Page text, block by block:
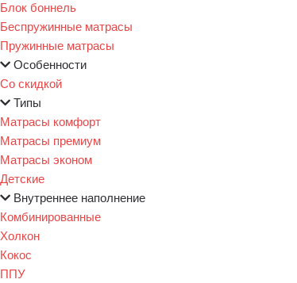
Блок боннель
Беспружинные матрасы
Пружинные матрасы
Особенности
Со скидкой
Типы
Матрасы комфорт
Матрасы премиум
Матрасы эконом
Детские
Внутреннее наполнение
Комбинированные
Холкон
Кокос
ППУ